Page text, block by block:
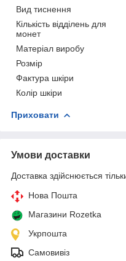
Вид тиснення
Кількість відділень для
монет
Матеріал виробу
Розмір
Фактура шкіри
Колір шкіри
Приховати
Умови доставки
Доставка здійснюється
Нова Пошта
Магазини Rozetka
Укрпошта
Самовивіз